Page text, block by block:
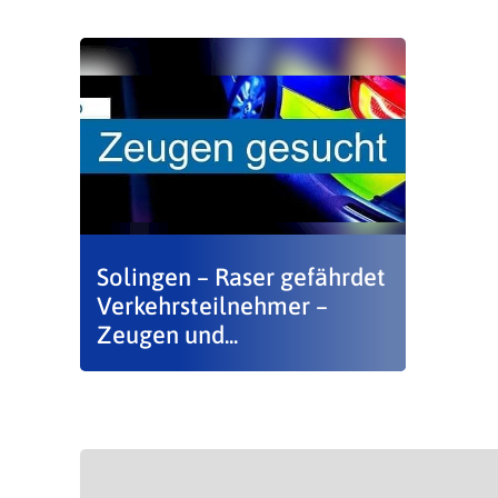
Solingen – Raser gefährdet
Verkehrsteilnehmer –
Zeugen und...